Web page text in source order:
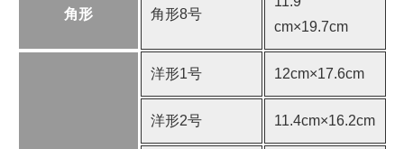
角形 角形8号
cm×19.7cm
洋形1号 12cm×17.6cm
洋形2号 11.4cm×16.2cm